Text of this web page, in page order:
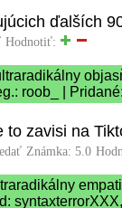
ďalších
Hodnotiť:
roob_ |
to zavisi na
Známka: 5.0